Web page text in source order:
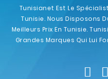
Tunisianet Est Le
Tunisie. Nous Disposons
Meilleurs Prix En Tunisie.
Grandes Marques Qui Lui